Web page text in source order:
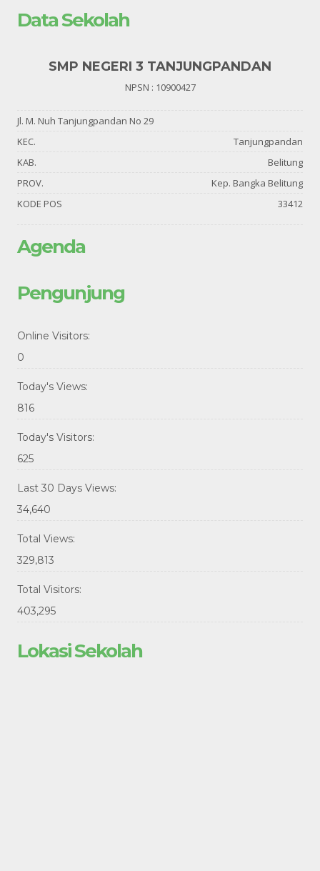
Data Sekolah
SMP NEGERI 3 TANJUNGPANDAN
NPSN : 10900427
Jl. M. Nuh Tanjungpandan No 29
KEC.
Tanjungpandan
KAB.
Belitung
PROV.
Kep. Bangka Belitung
KODE POS
33412
Agenda
Pengunjung
Online Visitors:
0
Today's Views:
816
Today's Visitors:
625
Last 30 Days Views:
34,640
Total Views:
329,813
Total Visitors:
403,295
Lokasi Sekolah